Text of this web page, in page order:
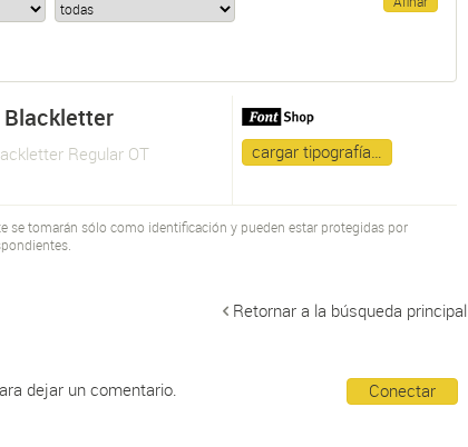
Blackletter
Regular OT cargar tipografía…
se tomarán sólo como identificación y pueden estar protegidas por
Retornar a la búsqueda principal
Conectar
dejar un comentario.